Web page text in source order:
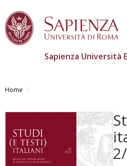
contenuto
Sapienza Università
Home